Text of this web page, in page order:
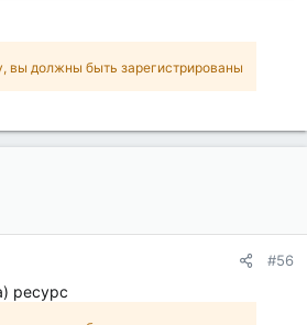
tags name of the corresponding java
v8a, x86...
вы должны быть зарегистрированы
#56
ресурс